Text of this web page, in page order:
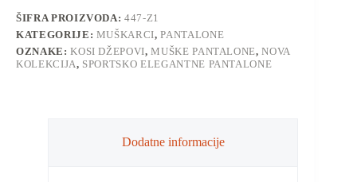
ŠIFRA PROIZVODA:447-Z1
KATEGORIJE: MUŠKARCI,PANTALONE
OZNAKE:KOSI DŽEPOVI,MUŠKE PANTALONE,NOVA
KOLEKCIJA, SPORTSKO ELEGANTNE PANTALONE
Dodatne informacije